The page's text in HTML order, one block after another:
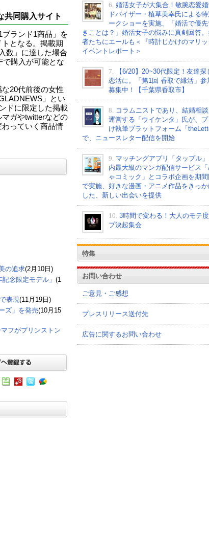
共同購入サイト
ランド1商品」を
となる。掲載期
数」に達した場合
で購入が可能とな
20代前後の女性
」とい
ドに限定した掲載
ガやtwitterなどの
っていく商品情
の追求(2月10日)
念限定モデル」 (1
表現(11月19日)
ズ」を発売(10月15
フがプリンストン
6. 婚活女子が大集合！敏腕恋愛
ドバイザー・植草美幸氏による特
ークショーを実施、「婚活で優
きことは？」婚活女子の悩みに真剣回答。
者たちにエールも＜『時計じかけのマリッ
イベントレポート＞
7.
【6/20】20~30代限定！友達探
恋活に。「第1回 香取で縁活」参
募集中！【千葉県香取市】
8.
コラムニストであり、結婚相
運営する「ウイケンタ」氏が、プ
け執筆プラットフォーム「
で、ニュースレター配信を開始
9. マッチングアプリ「タップル
内最大級のマンガ配信サービス「
ゃコミック」とコラボ企画を期間
で実施、好きな漫画・アニメ作品をきっか
した、新しい出会いを提供
10. 3時間で変わる！大人のモテ
プ決起集会
特集
お問い合わせ
ご意見・ご感想
プレスリリース送付先
広告に関するお問い合わせ